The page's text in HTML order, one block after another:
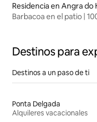
Residencia en Angra do
Barbacoa en el patio |
Destinos para
Destinos a un paso de ti
Ponta Delgada
Alquileres vacacionales